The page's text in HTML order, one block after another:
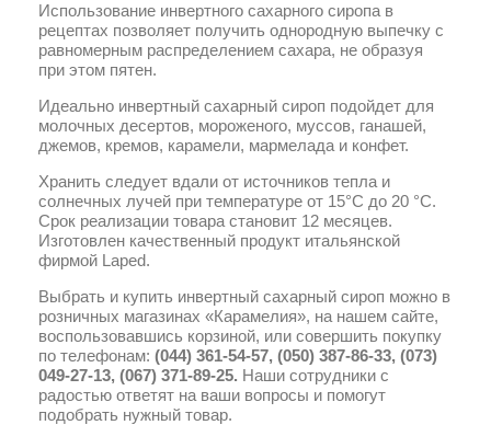
Использование инвертного сахарного сиропа в
рецептах позволяет получить однородную выпечку с
равномерным распределением сахара, не образуя
при этом пятен.
Идеально инвертный сахарный сироп подойдет для
молочных десертов, мороженого, муссов, ганашей,
джемов, кремов, карамели, мармелада и конфет.
Хранить следует вдали от источников тепла и
солнечных лучей при температуре от 15°C до 20 °C.
Срок реализации товара становит 12 месяцев.
Изготовлен качественный продукт итальянской
фирмой Laped.
Выбрать и купить инвертный сахарный сироп можно в
розничных магазинах «Карамелия», на нашем сайте,
воспользовавшись корзиной, или совершить покупку
по телефонам: (044) 361-54-57, (050) 387-86-33, (073)
049-27-13, (067) 371-89-25. Наши сотрудники с
радостью ответят на ваши вопросы и помогут
подобрать нужный товар.